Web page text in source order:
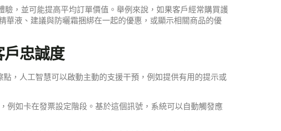
，並可能提高平均訂單價值。舉例來說，如果客戶經常購買護
華液、建議與防曬霜捆綁在一起的優惠，或顯示相關商品的優
戶忠誠度
，人工智慧可以啟動主動的支援干預，例如提供有用的提示或
例如卡在發票設定階段。基於這個訊號，系統可以自動觸發應